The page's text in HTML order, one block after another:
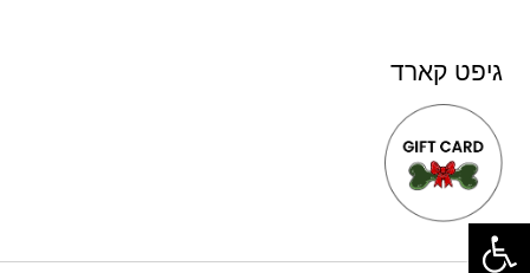
גיפט קארד
פתח סרגל נגישות